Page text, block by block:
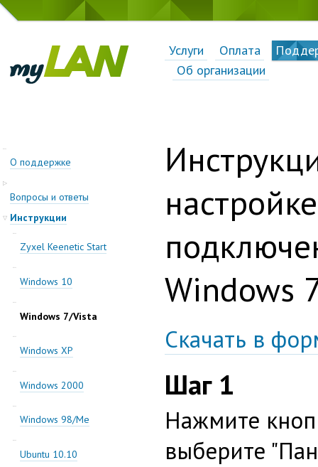
Услуги Оплата
Об организации
О поддержке
Вопросы и ответы
Инструкции
Zyxel Keenetic Start
Windows 10
Windows 7/Vista
Windows XP
Windows 2000
Windows 98/Me
Ubuntu 10.10
настройке
Windows
Скачать в
Шаг 1
Нажмите
выберите